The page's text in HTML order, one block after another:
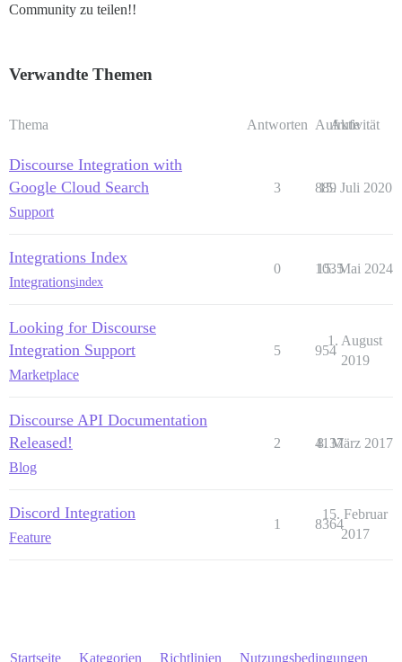
Community zu teilen!!
Verwandte Themen
Thema Antworten Aufrufe
Aktivität
Discourse Integration with
Google Cloud Search
Support
3 889
15. Juli 2020
Integrations Index
Integrationsindex
0 1035
15. Mai 2024
Looking for Discourse
Integration Support
Marketplace
5 954
1. August
2019
Discourse API Documentation
Released!
Blog
2 4137
8. März 2017
Discord Integration
Feature
1 8364
15. Februar
2017
Startseite Kategorien Richtlinien Nutzungsbedingungen